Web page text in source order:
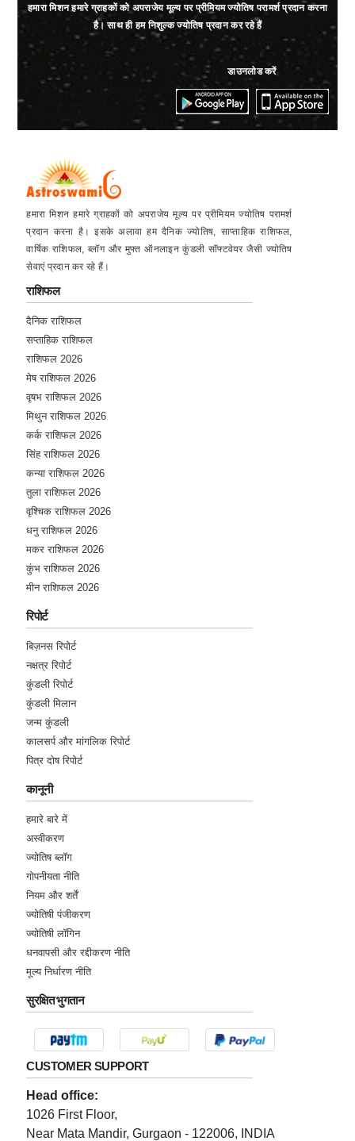
हमारा मिशन हमारे ग्राहकों को अपराजेय मूल्य पर प्रीमियम ज्योतिष परामर्श प्रदान करना
है। साथ ही हम निशुल्क ज्योतिष प्रदान कर रहे हैं
डाउनलोड करें
हमारा मिशन हमारे ग्राहकों को अपराजेय मूल्य पर प्रीमियम ज्योतिष परामर्श
प्रदान करना है। इसके अलावा हम दैनिक ज्योतिष, साप्ताहिक राशिफल,
वार्षिक राशिफल, ब्लॉग और मुफ्त ऑनलाइन कुंडली सॉफ्टवेयर जैसी ज्योतिष
सेवाएं प्रदान कर रहे हैं।
राशिफल
दैनिक राशिफल
सप्ताहिक राशिफल
राशिफल 2026
मेष राशिफल 2026
वृषभ राशिफल 2026
मिथुन राशिफल 2026
कर्क राशिफल 2026
सिंह राशिफल 2026
कन्या राशिफल 2026
तुला राशिफल 2026
वृश्चिक राशिफल 2026
धनु राशिफल 2026
मकर राशिफल 2026
कुंभ राशिफल 2026
मीन राशिफल 2026
रिपोर्ट
बिज़नस रिपोर्ट
नक्षत्र रिपोर्ट
कुंडली रिपोर्ट
कुंडली मिलान
जन्म कुंडली
कालसर्प और मांगलिक रिपोर्ट
पित्र दोष रिपोर्ट
कानूनी
हमारे बारे में
अस्वीकरण
ज्योतिष ब्लॉग
गोपनीयता नीति
नियम और शर्तें
ज्योतिषी पंजीकरण
ज्योतिषी लॉगिन
धनवापसी और रद्दीकरण नीति
मूल्य निर्धारण नीति
सुरक्षित भुगतान
CUSTOMER SUPPORT
Head office:
1026 First Floor,
Near Mata Mandir, Gurgaon - 122006, INDIA